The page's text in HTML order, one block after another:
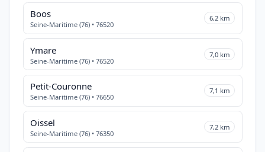
Boos
Seine-Maritime (76) • 76520
6,2 km
Ymare
Seine-Maritime (76) • 76520
7,0 km
Petit-Couronne
Seine-Maritime (76) • 76650
7,1 km
Oissel
Seine-Maritime (76) • 76350
7,2 km